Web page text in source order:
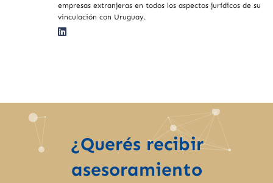
empresas extranjeras en todos los aspectos jurídicos de su
vinculación con Uruguay.
¿Querés recibir
asesoramiento